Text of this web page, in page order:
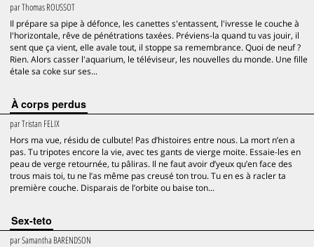
parThomas ROUSSOT
Il prépare sa pipe à défonce, les canettes s'entassent, l'ivresse le couche à
l'horizontale, rêve de pénétrations taxées. Préviens-la quand tu vas jouir, il
sent que ça vient, elle avale tout, il stoppe sa remembrance. Quoi de neuf ?
Rien. Alors casser l'aquarium, le téléviseur, les nouvelles du monde. Une fille
étale sa coke sur ses...
À corps perdus
parTristan FELIX
Hors ma vue, résidu de culbute! Pas d’histoires entre nous. La mort n’en a
pas. Tu tripotes encore la vie, avec tes gants de vierge moite. Essaie-les en
peau de verge retournée, tu pâliras. Il ne faut avoir d’yeux qu’en face des
trous mais toi, tu ne l’as même pas creusé ton trou. Tu en es à racler ta
première couche. Disparais de l’orbite ou baise ton...
Sex-teto
parSamantha BARENDSON